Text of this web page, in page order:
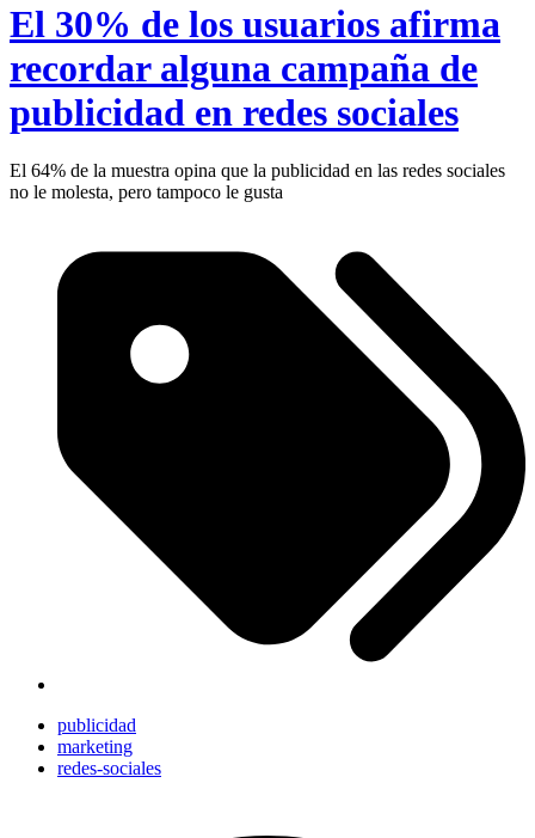
El 30% de los usuarios afirma
recordar alguna campaña de
publicidad en redes sociales
El 64% de la muestra opina que la publicidad en las redes sociales
no le molesta, pero tampoco le gusta
publicidad
marketing
redes-sociales